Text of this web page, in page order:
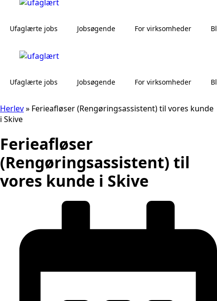
Ufaglærte jobs Jobsøgende For virksomheder
Ufaglærte jobs Jobsøgende For virksomheder
Herlev» Ferieafløser (Rengøringsassistent) til vores kunde
i Skive
Ferieafløser
(Rengøringsassistent) til
vores kunde i Skive